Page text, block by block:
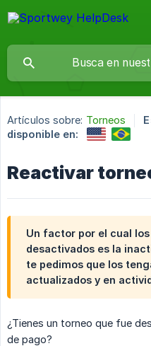
Artículos sobre: Torneos
disponible en:
Reactivar
Un factor por el cual
desactivados es la
te pedimos que los
actualizados y en
¿Tienes un torneo que fue
de pago?